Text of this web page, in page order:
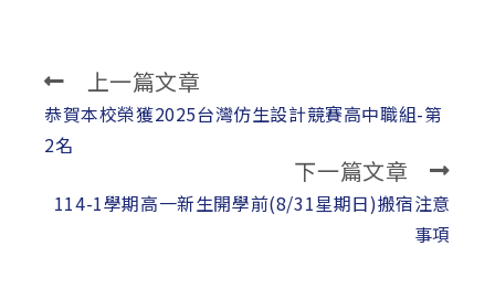
Read
more
articles
上一篇文章
恭賀本校榮獲2025台灣仿生設計競賽高中職組-第
2名
下一篇文章
114-1學期高一新生開學前(8/31星期日)搬宿注意
事項